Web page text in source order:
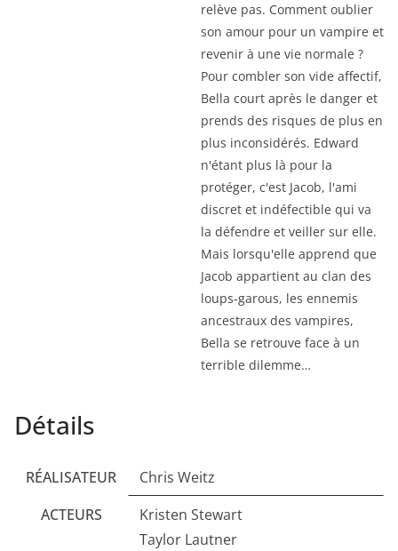
relève pas. Comment oublier
son amour pour un vampire et
revenir à une vie normale ?
Pour combler son vide affectif,
Bella court après le danger et
prends des risques de plus en
plus inconsidérés. Edward
n'étant plus là pour la
protéger, c'est Jacob, l'ami
discret et indéfectible qui va
la défendre et veiller sur elle.
Mais lorsqu'elle apprend que
Jacob appartient au clan des
loups-garous, les ennemis
ancestraux des vampires,
Bella se retrouve face à un
terrible dilemme…
Détails
RÉALISATEUR
Chris Weitz
ACTEURS
Kristen Stewart
Taylor Lautner